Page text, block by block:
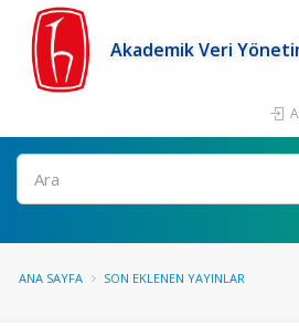
Akademik Veri
Ara
ANA SAYFA SON EKLENEN YAYINLAR